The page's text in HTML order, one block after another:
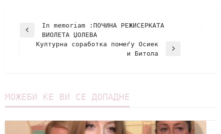
In memoriam :ПОЧИНА РЕЖИСЕРКАТА
ВИОЛЕТА ЏОЛЕВА
Културна соработка помеѓу Осиек
и Битола
МОЖЕБИ ЌЕ ВИ СЕ ДОПАДНЕ